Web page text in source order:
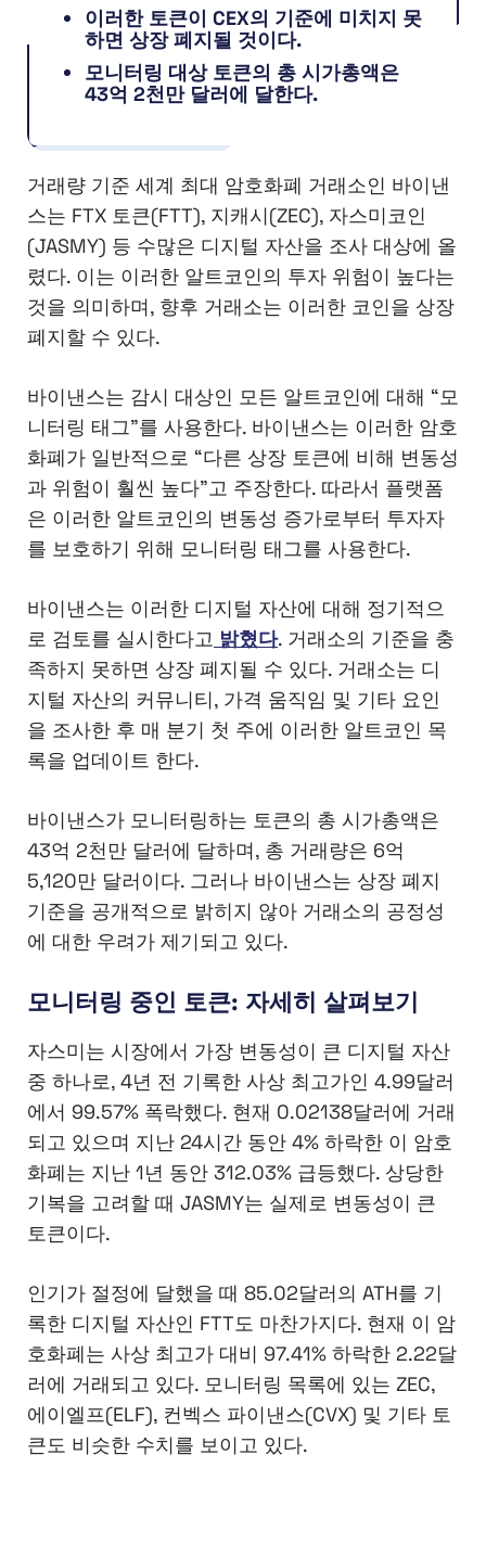
이러한 토큰이 CEX의 기준에 미치지 못
하면 상장 폐지될 것이다.
모니터링 대상 토큰의 총 시가총액은
43억 2천만 달러에 달한다.
거래량 기준 세계 최대 암호화폐 거래소인 바이낸
스는 FTX 토큰(FTT), 지캐시(ZEC), 자스미코인
(JASMY) 등 수많은 디지털 자산을 조사 대상에 올
렸다. 이는 이러한 알트코인의 투자 위험이 높다는
것을 의미하며, 향후 거래소는 이러한 코인을 상장
폐지할 수 있다.
바이낸스는 감시 대상인 모든 알트코인에 대해 “모
니터링 태그”를 사용한다. 바이낸스는 이러한 암호
화폐가 일반적으로 “다른 상장 토큰에 비해 변동성
과 위험이 훨씬 높다”고 주장한다. 따라서 플랫폼
은 이러한 알트코인의 변동성 증가로부터 투자자
를 보호하기 위해 모니터링 태그를 사용한다.
바이낸스는 이러한 디지털 자산에 대해 정기적으
로 검토를 실시한다고 밝혔다. 거래소의 기준을 충
족하지 못하면 상장 폐지될 수 있다. 거래소는 디
지털 자산의 커뮤니티, 가격 움직임 및 기타 요인
을 조사한 후 매 분기 첫 주에 이러한 알트코인 목
록을 업데이트 한다.
바이낸스가 모니터링하는 토큰의 총 시가총액은
43억 2천만 달러에 달하며, 총 거래량은 6억
5,120만 달러이다. 그러나 바이낸스는 상장 폐지
기준을 공개적으로 밝히지 않아 거래소의 공정성
에 대한 우려가 제기되고 있다.
모니터링 중인 토큰: 자세히 살펴보기
자스미는 시장에서 가장 변동성이 큰 디지털 자산
중 하나로, 4년 전 기록한 사상 최고가인 4.99달러
에서 99.57% 폭락했다. 현재 0.02138달러에 거래
되고 있으며 지난 24시간 동안 4% 하락한 이 암호
화폐는 지난 1년 동안 312.03% 급등했다. 상당한
기복을 고려할 때 JASMY는 실제로 변동성이 큰
토큰이다.
인기가 절정에 달했을 때 85.02달러의 ATH를 기
록한 디지털 자산인 FTT도 마찬가지다. 현재 이 암
호화폐는 사상 최고가 대비 97.41% 하락한 2.22달
러에 거래되고 있다. 모니터링 목록에 있는 ZEC,
에이엘프(ELF), 컨벡스 파이낸스(CVX) 및 기타 토
큰도 비슷한 수치를 보이고 있다.